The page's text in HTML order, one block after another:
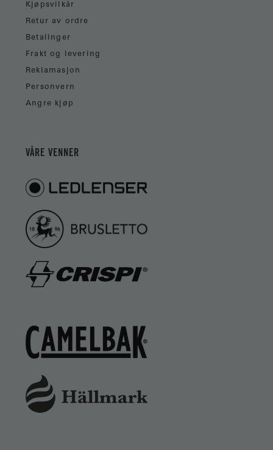
Kjøpsvilkår
Retur av ordre
Betalinger
Frakt og levering
Reklamasjon
Personvern
Angre kjøp
VÅRE VENNER